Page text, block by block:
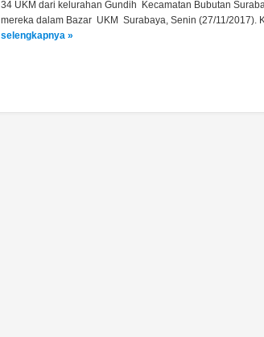
34 UKM dari kelurahan Gundih Kecamatan Bubutan
mereka dalam Bazar UKM Surabaya, Senin (27/11/2017).
selengkapnya »